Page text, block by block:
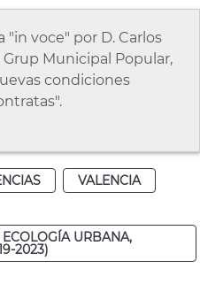
"in voce" por D. Carlos
Municipal Popular,
condiciones
VALENCIA
URBANA,
2023)